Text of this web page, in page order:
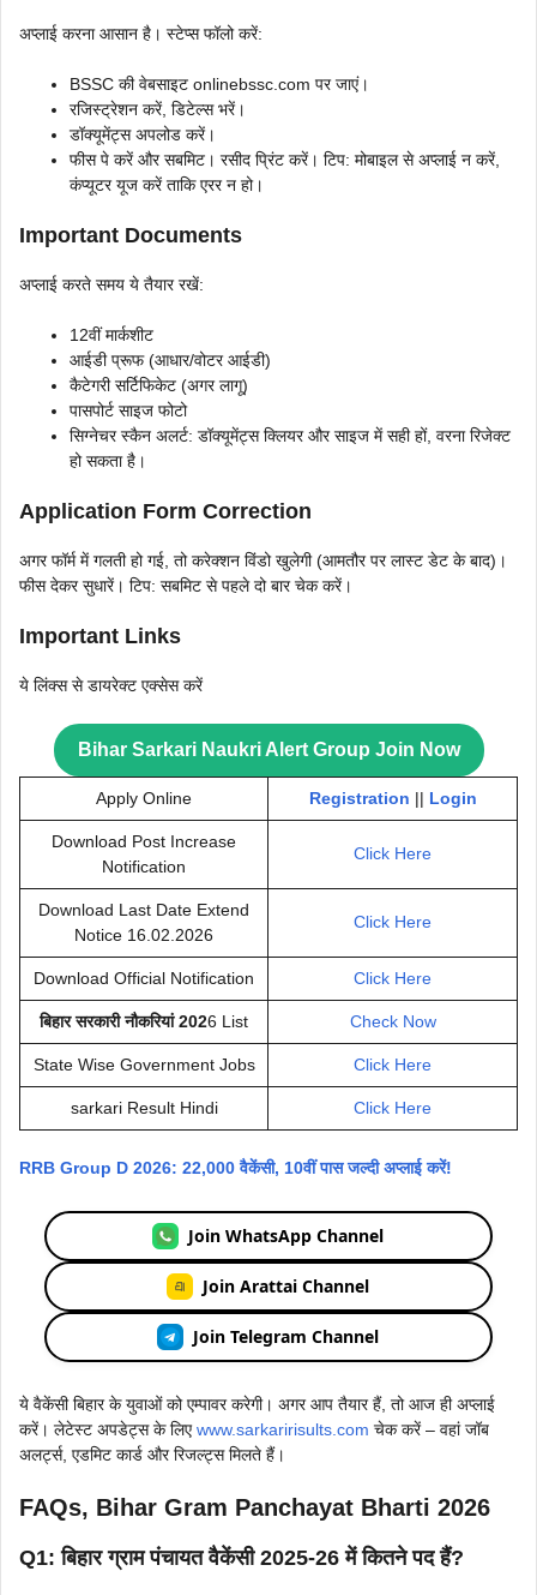
अप्लाई करना आसान है। स्टेप्स फॉलो करें:
BSSC की वेबसाइट onlinebssc.com पर जाएं।
रजिस्ट्रेशन करें, डिटेल्स भरें।
डॉक्यूमेंट्स अपलोड करें।
फीस पे करें और सबमिट। रसीद प्रिंट करें। टिप: मोबाइल से अप्लाई न करें,
कंप्यूटर यूज करें ताकि एरर न हो।
Important Documents
अप्लाई करते समय ये तैयार रखें:
12वीं मार्कशीट
आईडी प्रूफ (आधार/वोटर आईडी)
कैटेगरी सर्टिफिकेट (अगर लागू)
पासपोर्ट साइज फोटो
सिग्नेचर स्कैन अलर्ट: डॉक्यूमेंट्स क्लियर और साइज में सही हों, वरना रिजेक्ट
हो सकता है।
Application Form Correction
अगर फॉर्म में गलती हो गई, तो करेक्शन विंडो खुलेगी (आमतौर पर लास्ट डेट के बाद)।
फीस देकर सुधारें। टिप: सबमिट से पहले दो बार चेक करें।
Important Links
ये लिंक्स से डायरेक्ट एक्सेस करें
Bihar Sarkari Naukri Alert Group Join Now
Apply Online Registration || Login
Download Post Increase
Notification
Click Here
Download Last Date Extend
Notice 16.02.2026
Click Here
Download Official Notification Click Here
बिहार सरकारी नौकरियां 2026 List Check Now
State Wise Government Jobs Click Here
sarkari Result Hindi Click Here
RRB Group D 2026: 22,000 वैकेंसी, 10वीं पास जल्दी अप्लाई करें!
Join WhatsApp Channel
Join Arattai Channel
Join Telegram Channel
ये वैकेंसी बिहार के युवाओं को एम्पावर करेगी। अगर आप तैयार हैं, तो आज ही अप्लाई
करें। लेटेस्ट अपडेट्स के लिएwww.sarkaririsults.com चेक करें – वहां जॉब
अलर्ट्स, एडमिट कार्ड और रिजल्ट्स मिलते हैं।
FAQs, Bihar Gram Panchayat Bharti 2026
Q1: बिहार ग्राम पंचायत वैकेंसी 2025-26 में कितने पद हैं?